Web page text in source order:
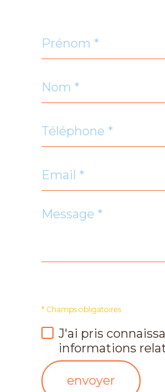
Commerces et
santé
Bar
Prénom
Nom
Téléphone
Email
Message
* Champs obligatoires
J'ai pris
informations
envoyer